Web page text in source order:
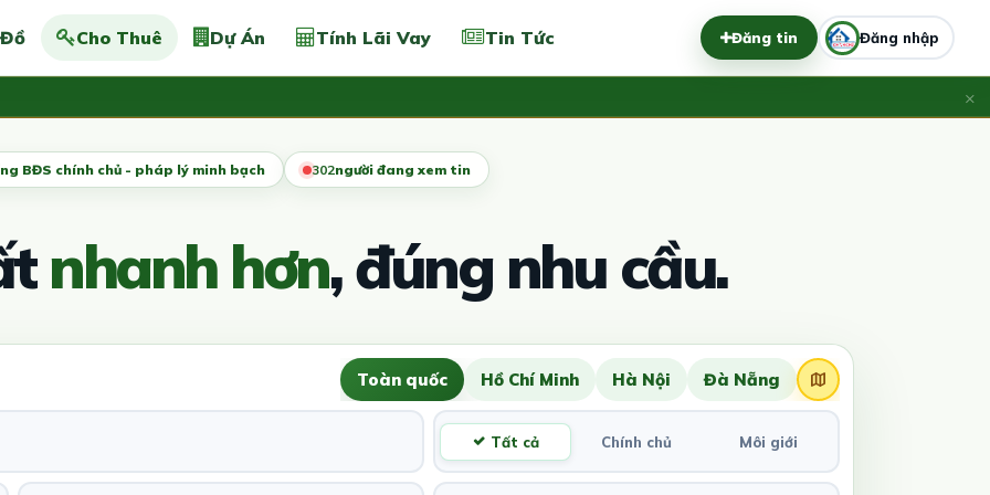
Cho Thuê Dự Án Tính Lãi Vay Tin Tức Đăng tin Đăng nhập
×
BĐS chính chủ - pháp lý minh bạch 304người đang xem tin
nhanh hơn, đúng nhu cầu.
Toàn quốc Hồ Chí Minh Hà Nội Đà Nẵng
Tất cả Chính chủ Môi giới